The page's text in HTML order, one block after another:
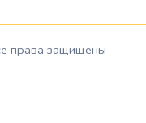
права защищены